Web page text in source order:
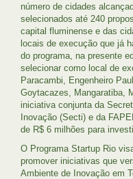
número de cidades
selecionados até 240
capital fluminense e das
locais de execução que já
do programa, na presente
selecionar como local de
Paracambi, Engenheiro
Goytacazes, Mangaratiba,
iniciativa conjunta da
Inovação (Secti) e da
de R$ 6 milhões para
O Programa Startup Rio
promover iniciativas que
Ambiente de Inovação em